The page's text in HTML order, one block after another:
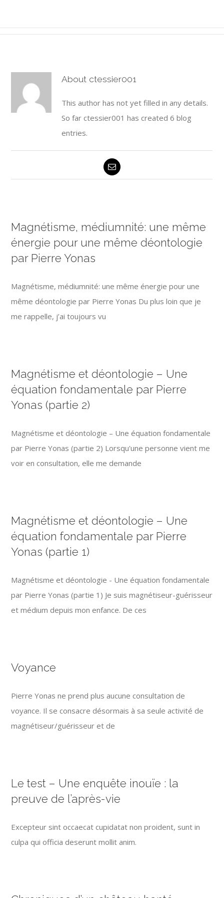
About ctessier001
This author has not yet filled in any details.
So far ctessier001 has created 6 blog
entries.
Email
Magnétisme, médiumnité: une même
énergie pour une même déontologie
par Pierre Yonas
Magnétisme, médiumnité: une même énergie pour une
même déontologie par Pierre Yonas Du plus loin que je
me rappelle, j’ai toujours vu
Magnétisme et déontologie – Une
équation fondamentale par Pierre
Yonas (partie 2)
Magnétisme et déontologie – Une équation fondamentale
par Pierre Yonas (partie 2) Lorsqu'une personne vient me
voir en consultation, elle me demande
Magnétisme et déontologie – Une
équation fondamentale par Pierre
Yonas (partie 1)
Magnétisme et déontologie - Une équation fondamentale
par Pierre Yonas (partie 1) Je suis magnétiseur-guérisseur
et médium depuis mon enfance. De ces
Voyance
Pierre Yonas ne prend plus aucune consultation de
voyance. Il se consacre désormais à sa seule activité de
magnétiseur/guérisseur et de
Le test – Une enquête inouïe : la
preuve de l’après-vie
Excepteur sint occaecat cupidatat non proident, sunt in
culpa qui officia deserunt mollit anim.